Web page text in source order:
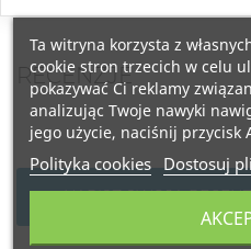
RECENZJE
NAPISZ SWOJĄ
Ta witryna korzysta z
cookie stron trzecich w celu
pokazywać Ci reklamy
analizując Twoje nawyki
jego użycie, naciśnij przycisk
Polityka cookies Dostosuj